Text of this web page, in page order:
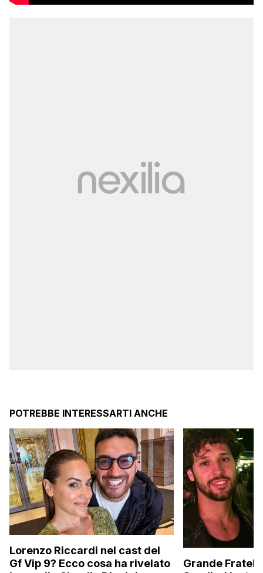
POTREBBE INTERESSARTI ANCHE
Lorenzo Riccardi nel cast del
Gf Vip 9? Ecco cosa ha rivelato
Grande